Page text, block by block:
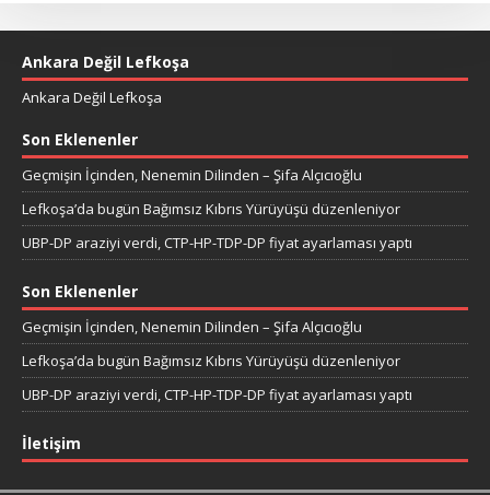
Ankara Değil Lefkoşa
Ankara Değil Lefkoşa
Son Eklenenler
Geçmişin İçinden, Nenemin Dilinden – Şifa Alçıcıoğlu
Lefkoşa’da bugün Bağımsız Kıbrıs Yürüyüşü düzenleniyor
UBP-DP araziyi verdi, CTP-HP-TDP-DP fiyat ayarlaması yaptı
Son Eklenenler
Geçmişin İçinden, Nenemin Dilinden – Şifa Alçıcıoğlu
Lefkoşa’da bugün Bağımsız Kıbrıs Yürüyüşü düzenleniyor
UBP-DP araziyi verdi, CTP-HP-TDP-DP fiyat ayarlaması yaptı
İletişim